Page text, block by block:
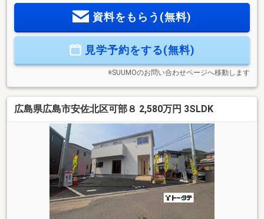
す♪※フラット35S金利Aプラン※耐震・制振構造※寝室に近い2
階の収納は防災グッズ置きに最適です※南向きバルコニーは陽
水洗浄便座※カードキー※床下収納※TVモニター付インターホ
資料をもらう(無料)
見学予約をする(無料)
※SUUMOのお問い合わせページへ移動します
広島県広島市安佐北区可部８ 2,580万円 3SLDK